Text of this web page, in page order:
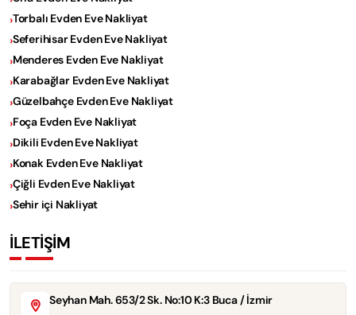
Torbalı Evden Eve Nakliyat
Seferihisar Evden Eve Nakliyat
Menderes Evden Eve Nakliyat
Karabağlar Evden Eve Nakliyat
Güzelbahçe Evden Eve Nakliyat
Foça Evden Eve Nakliyat
Dikili Evden Eve Nakliyat
Konak Evden Eve Nakliyat
Çiğli Evden Eve Nakliyat
Sehir içi Nakliyat
İLETİŞİM
Seyhan Mah. 653/2 Sk. No:10 K:3 Buca / İzmir